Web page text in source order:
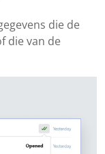
die de
die van de